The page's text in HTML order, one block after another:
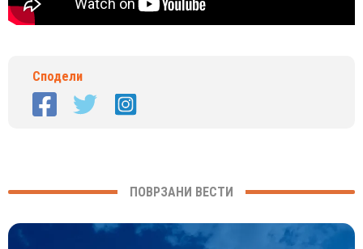
Сподели
ПОВРЗАНИ ВЕСТИ